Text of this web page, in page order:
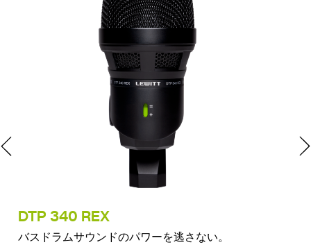
DTP 340 REX
バスドラムサウンドのパワーを逃さない。